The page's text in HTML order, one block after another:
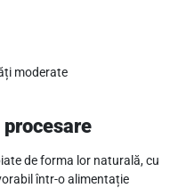
moderate
de forma lor naturală, cu
într-o alimentație